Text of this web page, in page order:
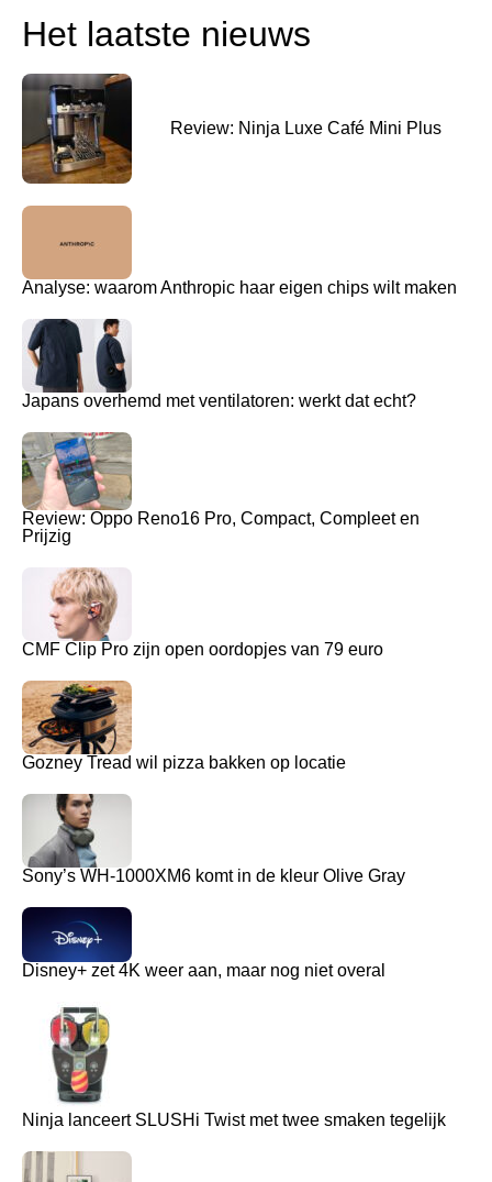
Het laatste nieuws
Review: Ninja Luxe Café Mini Plus
Analyse: waarom Anthropic haar eigen chips wilt maken
Japans overhemd met ventilatoren: werkt dat echt?
Review: Oppo Reno16 Pro, Compact, Compleet en
Prijzig
CMF Clip Pro zijn open oordopjes van 79 euro
Gozney Tread wil pizza bakken op locatie
Sony’s WH-1000XM6 komt in de kleur Olive Gray
Disney+ zet 4K weer aan, maar nog niet overal
Ninja lanceert SLUSHi Twist met twee smaken tegelijk